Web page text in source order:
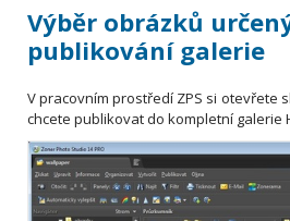
Výběr obrázků
publikování galerie
V pracovním prostředí ZPS si otevřete
chcete publikovat do kompletní galerie